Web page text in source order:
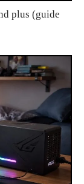
plus (guide